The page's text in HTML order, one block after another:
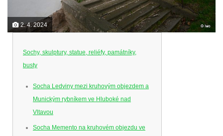
2. 4. 2024
Sochy, skulptury, statue, reliéfy, památníky,
busty
Socha Ledviny mezi kruhovým objezdem a
Munickým rybníkem ve Hluboké nad
Vltavou
Socha Memento na kruhovém objezdu ve